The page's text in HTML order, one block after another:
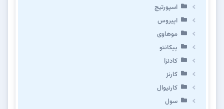
اسپورتیج
اپیروس
موهاوی
پیکانتو
کادنزا
کارنز
کارنیوال
سول